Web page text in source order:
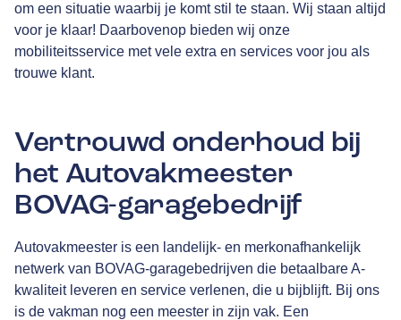
om een situatie waarbij je komt stil te staan. Wij staan altijd
voor je klaar! Daarbovenop bieden wij onze
mobiliteitsservice met vele extra en services voor jou als
trouwe klant.
Vertrouwd onderhoud bij
het Autovakmeester
BOVAG-garagebedrijf
Autovakmeester is een landelijk- en merkonafhankelijk
netwerk van BOVAG-garagebedrijven die betaalbare A-
kwaliteit leveren en service verlenen, die u bijblijft. Bij ons
is de vakman nog een meester in zijn vak. Een